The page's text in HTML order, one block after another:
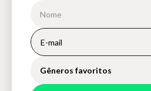
Gêneros favoritos